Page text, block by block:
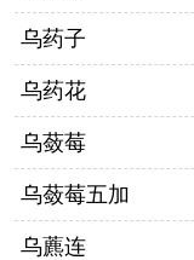
乌药子
乌药花
乌蔹莓
乌蔹莓五加
乌藨连